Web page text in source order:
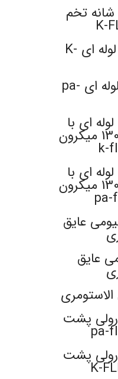
شانه تخم
عایق الاستومری لوله ای K-
عایق الاستومری لوله ای pa-
ای با
روکش آلومینیوم 130 میکرون
ای با
روکش آلومینیوم 130 میکرون
عایق
عایق
رولی پشت
رولی پشت